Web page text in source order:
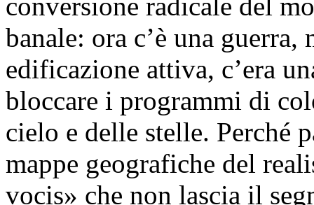
banale: ora c’è una guerra,
edificazione attiva, c’era
bloccare i programmi di
cielo e delle stelle. Perché
mappe geografiche del
vocis» che non lascia il